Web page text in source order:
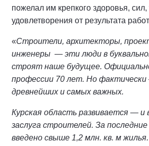
пожелал им крепкого здоровья, сил,
удовлетворения от результата
«Строители, архитекторы,
инженеры — эти люди в
строят наше будущее.
профессии 70 лет. Но фактически
древнейших и самых важных.
Курская область развивается — и
заслуга строителей. За
введено свыше 1,2 млн. кв. м